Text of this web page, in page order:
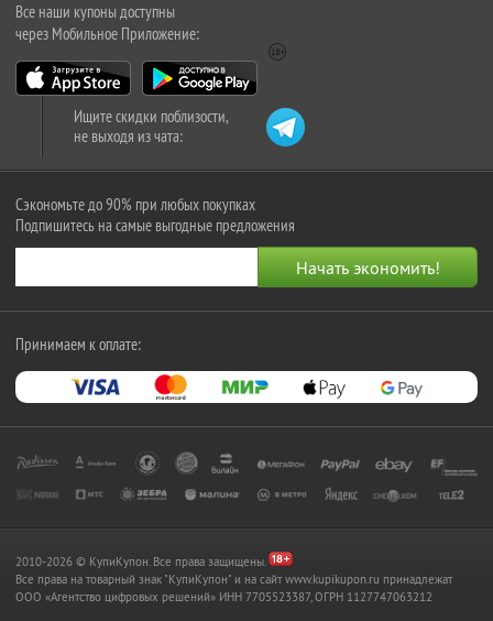
Все наши купоны доступны
через Мобильное Приложение:
Ищите скидки поблизости,
не выходя из чата:
Сэкономьте до 90% при любых покупках
Подпишитесь на самые выгодные предложения
Принимаем к оплате:
2010-2026 © КупиКупон. Все права защищены.
Все права на товарный знак "КупиКупон" и на сайт www.kupikupon.ru принадлежат
OOO «Агентство цифровых решений» ИНН 7705523387, ОГРН 1127747063212